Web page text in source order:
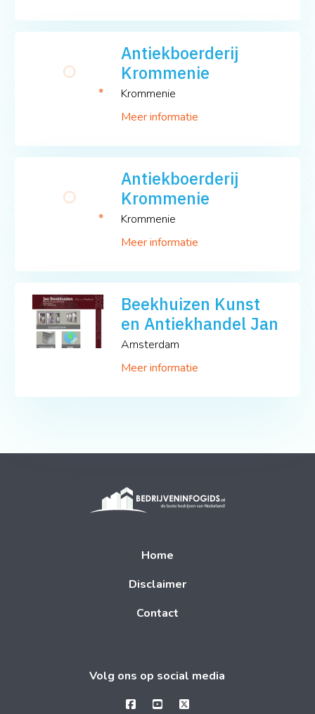
Antiekboerderij
Krommenie
Krommenie
Meer informatie
Antiekboerderij
Krommenie
Krommenie
Meer informatie
Beekhuizen Kunst
en Antiekhandel Jan
Amsterdam
Meer informatie
Home
Disclaimer
Contact
Volg ons op social media